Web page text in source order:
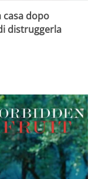
casa dopo
distruggerla